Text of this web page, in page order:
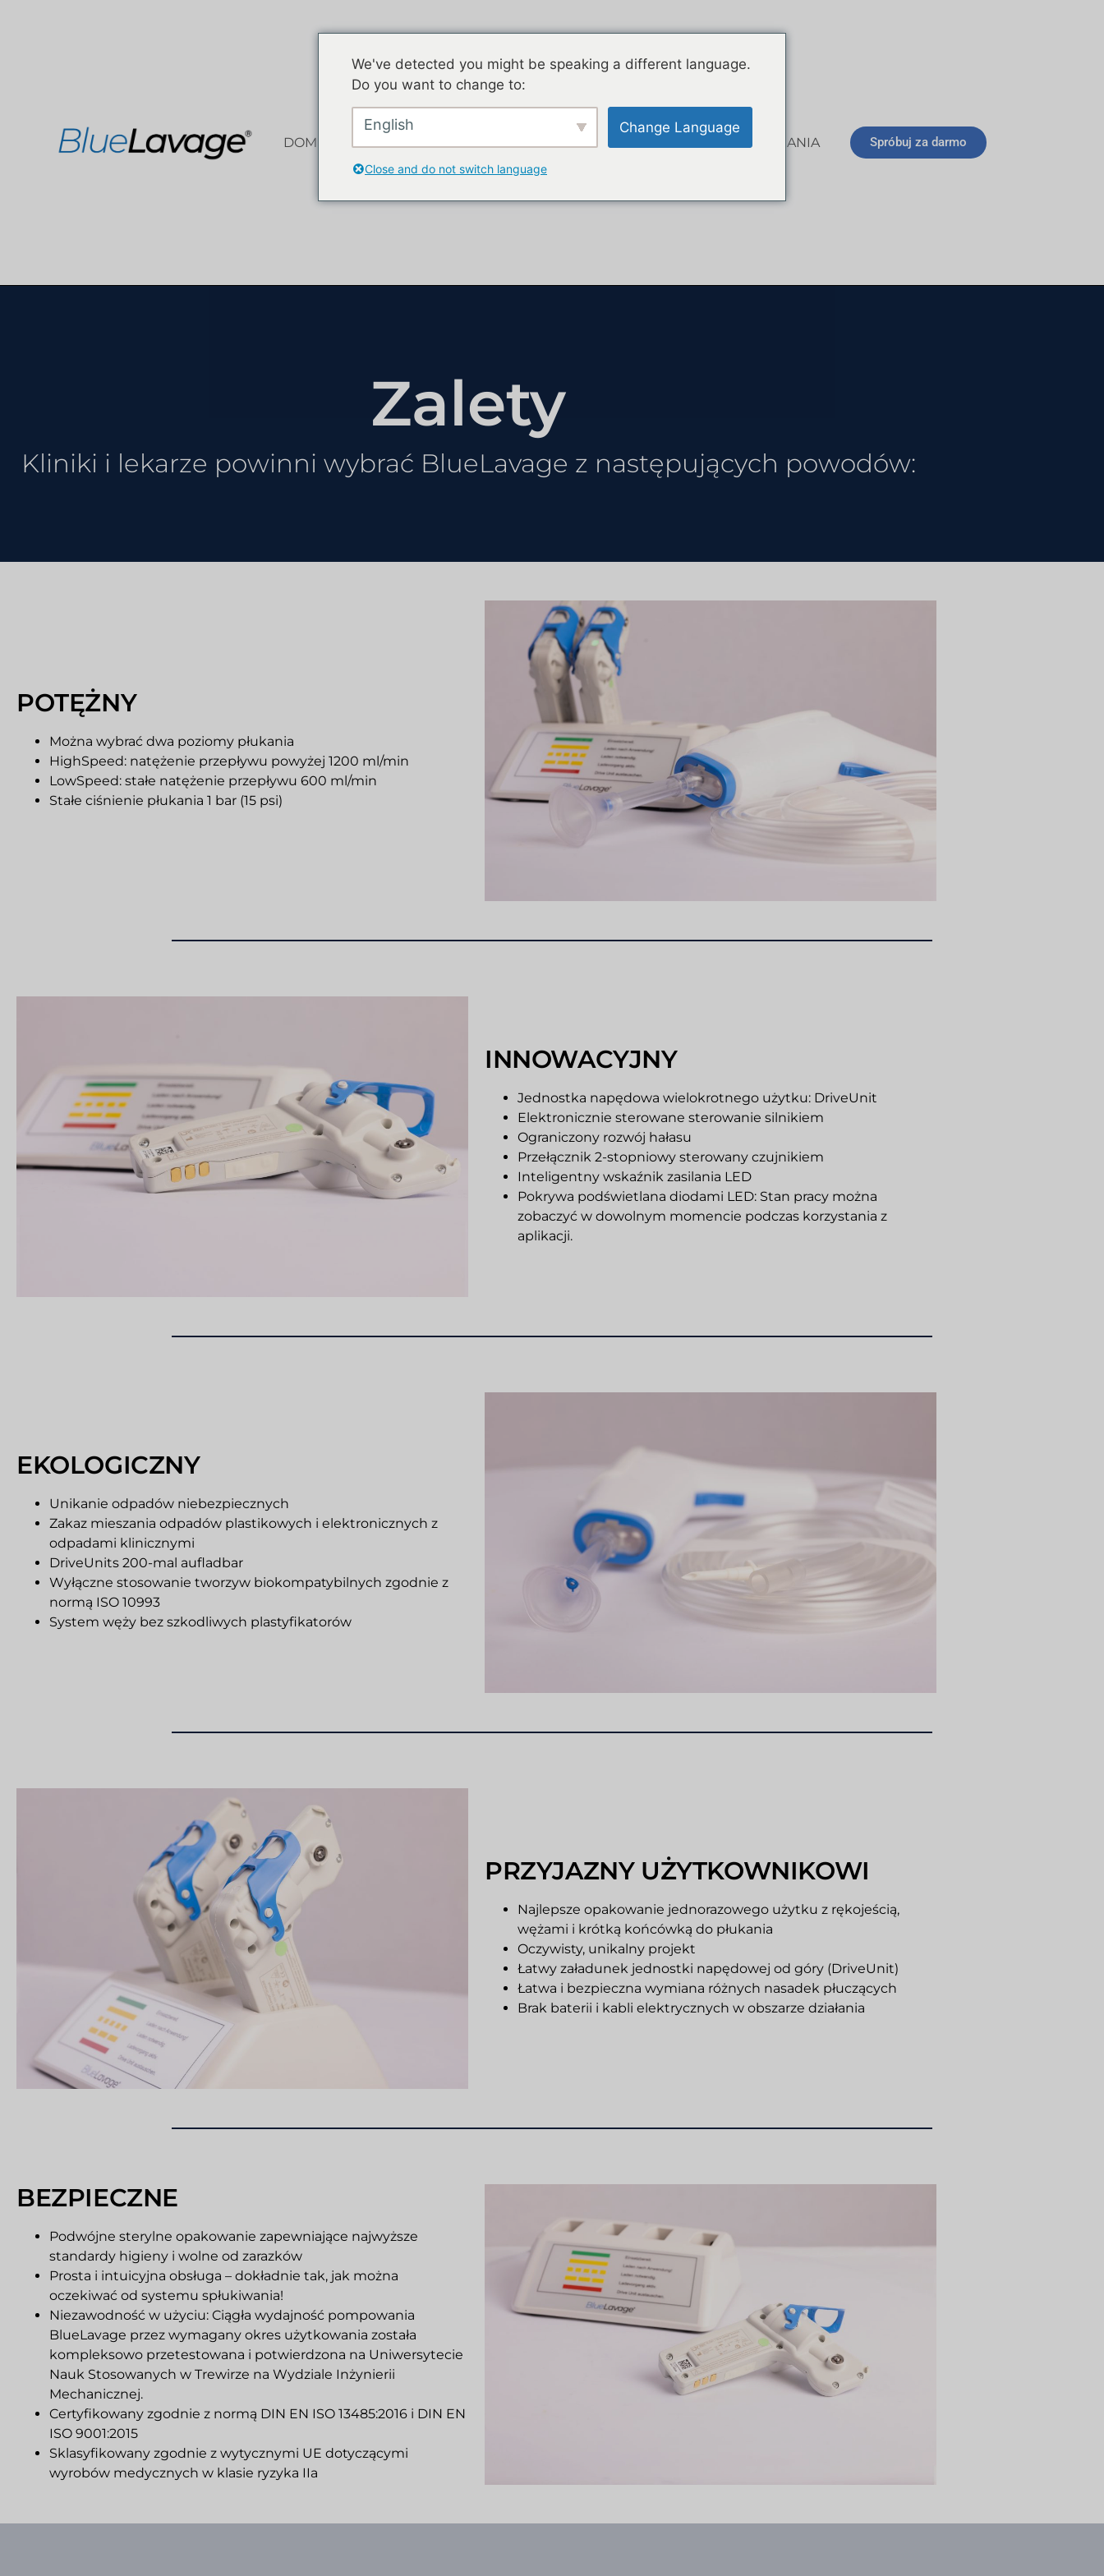
DOM DO POBRANIA Spróbuj za darmo
Zalety
Kliniki i lekarze powinni wybrać BlueLavage z następujących powodów:
POTĘŻNY
Można wybrać dwa poziomy płukania
HighSpeed: natężenie przepływu powyżej 1200 ml/min
LowSpeed: stałe natężenie przepływu 600 ml/min
Stałe ciśnienie płukania 1 bar (15 psi)
INNOWACYJNY
Jednostka napędowa wielokrotnego użytku: DriveUnit
Elektronicznie sterowane sterowanie silnikiem
Ograniczony rozwój hałasu
Przełącznik 2-stopniowy sterowany czujnikiem
Inteligentny wskaźnik zasilania LED
Pokrywa podświetlana diodami LED: Stan pracy można
zobaczyć w dowolnym momencie podczas korzystania z
aplikacji.
EKOLOGICZNY
Unikanie odpadów niebezpiecznych
Zakaz mieszania odpadów plastikowych i elektronicznych z
odpadami klinicznymi
DriveUnits 200-mal aufladbar
Wyłączne stosowanie tworzyw biokompatybilnych zgodnie z
normą ISO 10993
System węży bez szkodliwych plastyfikatorów
PRZYJAZNY UŻYTKOWNIKOWI
Najlepsze opakowanie jednorazowego użytku z rękojeścią,
wężami i krótką końcówką do płukania
Oczywisty, unikalny projekt
Łatwy załadunek jednostki napędowej od góry (DriveUnit)
Łatwa i bezpieczna wymiana różnych nasadek płuczących
Brak baterii i kabli elektrycznych w obszarze działania
BEZPIECZNE
Podwójne sterylne opakowanie zapewniające najwyższe
standardy higieny i wolne od zarazków
Prosta i intuicyjna obsługa – dokładnie tak, jak można
oczekiwać od systemu spłukiwania!
Niezawodność w użyciu: Ciągła wydajność pompowania
BlueLavage przez wymagany okres użytkowania została
kompleksowo przetestowana i potwierdzona na Uniwersytecie
Nauk Stosowanych w Trewirze na Wydziale Inżynierii
Mechanicznej.
Certyfikowany zgodnie z normą DIN EN ISO 13485:2016 i DIN EN
ISO 9001:2015
Sklasyfikowany zgodnie z wytycznymi UE dotyczącymi
wyrobów medycznych w klasie ryzyka IIa
We've detected you might be speaking a different language.
Do you want to change to:
English Change Language
Close and do not switch language